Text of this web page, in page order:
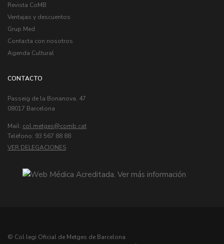
Revista CoMB
Ventajas y descuentos
Grup Med
Contacta con nosotros
Agenda Cultural
CONTACTO
Passeig de la Bonanova, 47
08017 Barcelona
Mail: col.metges
Telèfono: 93 567 88 88
VER DELEGACIONES
© Col·legi Oficial de Metges de Barcelona